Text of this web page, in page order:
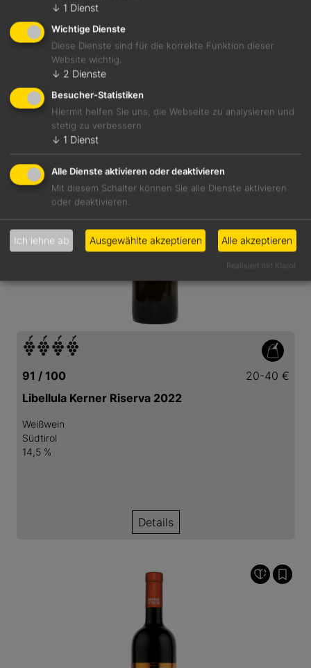
91 / 100
20-40 €
Libellula Kerner Riserva 2022
Weißwein
Südtirol
14,5 %
Details
↓ 1 Dienst
Wichtige Dienste
Diese Dienste sind für die korrekte Funktion dieser
Website wichtig.
↓ 2 Dienste
Besucher-Statistiken
Hiermit helfen Sie uns, die Webseite zu analysieren und
stetig zu verbessern
↓ 1 Dienst
Alle Dienste aktivieren oder deaktivieren
Mit diesem Schalter können Sie alle Dienste aktivieren
oder deaktivieren.
Ich lehne ab Ausgewählte akzeptieren Alle akzeptieren
Realisiert mit Klaro!